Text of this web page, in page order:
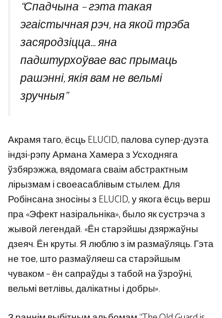
“Спадчына – гэта такая
эгаістычная рэч, на якой трэба
засяродзіцца… яна
падштурхоўвае вас прымаць
рашэнні, якія вам не вельмі
зручныя”
Акрамя таго, ёсць ELUCID, палова супер-дуэта
індзі-рэпу Армана Хамера з Усходняга
ўзбярэжжа, вядомага сваім абстрактным
лірызмам і своеасаблівым стылем. Для
Робінсана зносіны з ELUCID, у якога ёсць верш
пра «Эфект назіральніка», было як сустрэча з
жывой легендай. «Ён старэйшы дзяржаўны
дзеяч. Ён круты. Я люблю з ім размаўляць. Гэта
не тое, што размаўляеш са старэйшым
чуваком – ён сапраўды з табой на ўзроўні,
вельмі ветлівы, далікатны і добры».